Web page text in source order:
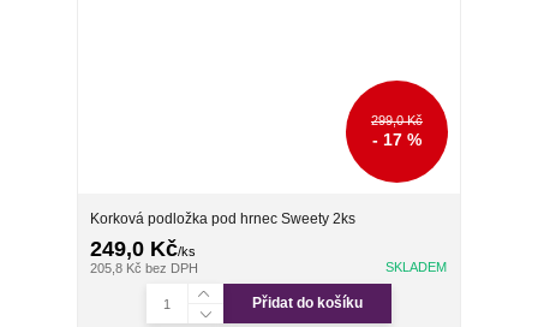
299,0 Kč
- 17 %
Korková podložka pod hrnec Sweety 2ks
249,0 Kč/ks
205,8 Kč bez DPH SKLADEM
Přidat do košíku